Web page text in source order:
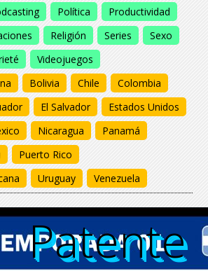
Política
Productividad
Religión Series
Sexo
Videojuegos
Bolivia Chile
Colombia
El Salvador
Estados Unidos
Nicaragua
Panamá
Puerto Rico
Uruguay Venezuela
Patente
Patente
Patente
Patente